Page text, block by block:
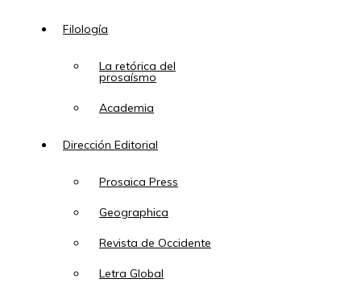
Filología
La retórica del
prosaísmo
Academia
Dirección Editorial
Prosaica Press
Geographica
Revista de Occidente
Letra Global